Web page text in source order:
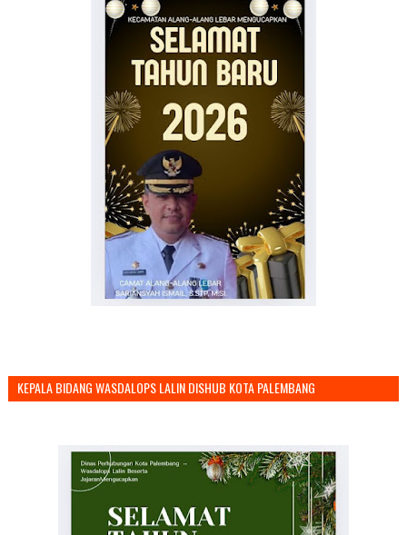
KEPALA BIDANG WASDALOPS LALIN DISHUB KOTA PALEMBANG